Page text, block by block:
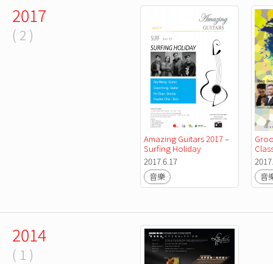
2017
( 2 )
Amazing Guitars 2017 –
Surfing Holiday
2017.6.17
音樂
音
2014
( 1 )